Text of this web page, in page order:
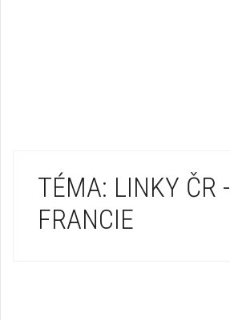
TÉMA: LINKY ČR -
FRANCIE